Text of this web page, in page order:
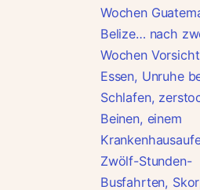
Wochen
Belize… nach
Wochen
Essen, Unruhe
Schlafen,
Beinen, einem
Zwölf-Stunden-
Busfahrten,